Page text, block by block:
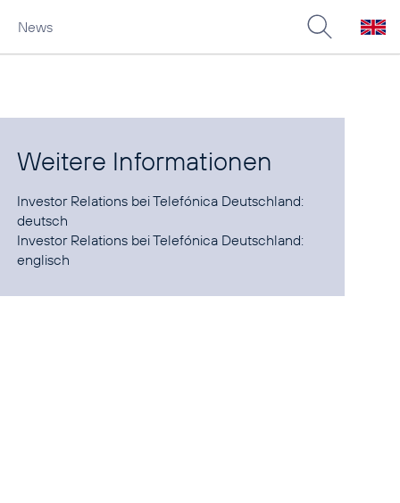
News
Weitere Informationen
Investor Relations bei Telefónica Deutschland:
deutsch
Investor Relations bei Telefónica Deutschland:
englisch